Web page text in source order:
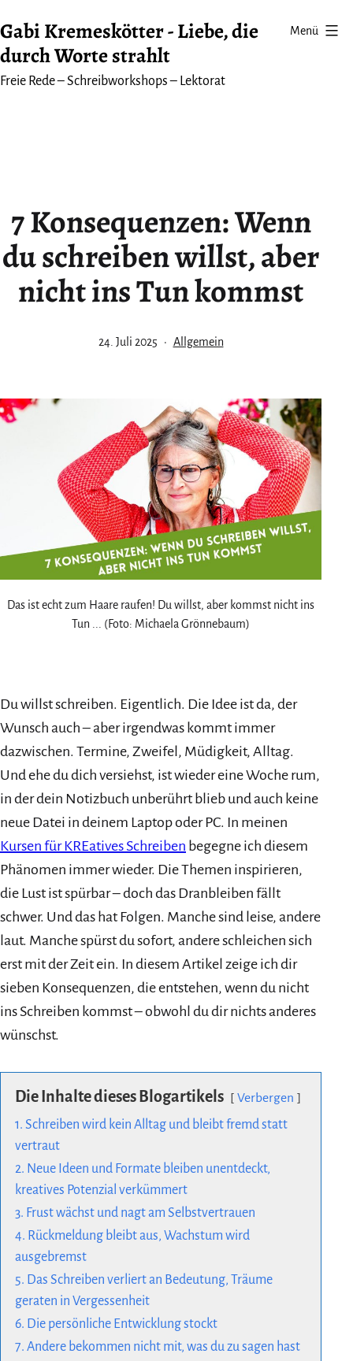
Inhalt
springen
Gabi Kremeskötter - Liebe, die
durch Worte strahlt
Freie Rede – Schreibworkshops – Lektorat
Menü
7 Konsequenzen: Wenn
du schreiben willst, aber
nicht ins Tun kommst
Veröffentlicht
24. Juli 2025
Kategorisiert
Allgemein
Das ist echt zum Haare raufen! Du willst, aber kommst nicht ins
Tun ... (Foto: Michaela Grönnebaum)
Du willst schreiben. Eigentlich. Die Idee ist da, der
Wunsch auch – aber irgendwas kommt immer
dazwischen. Termine, Zweifel, Müdigkeit, Alltag.
Und ehe du dich versiehst, ist wieder eine Woche rum,
in der dein Notizbuch unberührt blieb und auch keine
neue Datei in deinem Laptop oder PC. In meinen
Kursen für KREatives Schreiben begegne ich diesem
Phänomen immer wieder. Die Themen inspirieren,
die Lust ist spürbar – doch das Dranbleiben fällt
schwer. Und das hat Folgen. Manche sind leise, andere
laut. Manche spürst du sofort, andere schleichen sich
erst mit der Zeit ein. In diesem Artikel zeige ich dir
sieben Konsequenzen, die entstehen, wenn du nicht
ins Schreiben kommst – obwohl du dir nichts anderes
wünschst.
Die Inhalte dieses Blogartikels
Verbergen
1. Schreiben wird kein Alltag und bleibt fremd statt
vertraut
2. Neue Ideen und Formate bleiben unentdeckt,
kreatives Potenzial verkümmert
3. Frust wächst und nagt am Selbstvertrauen
4. Rückmeldung bleibt aus, Wachstum wird
ausgebremst
5. Das Schreiben verliert an Bedeutung, Träume
geraten in Vergessenheit
6. Die persönliche Entwicklung stockt
7. Andere bekommen nicht mit, was du zu sagen hast